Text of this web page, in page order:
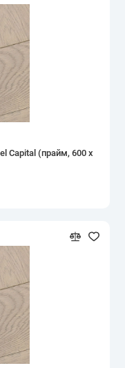
Capital (прайм, 600 х